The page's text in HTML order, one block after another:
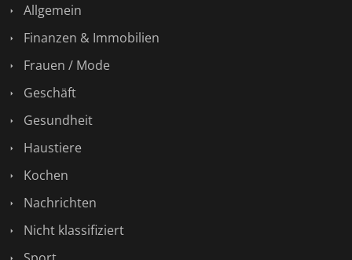
Allgemein
Finanzen & Immobilien
Frauen / Mode
Geschäft
Gesundheit
Haustiere
Kochen
Nachrichten
Nicht klassifiziert